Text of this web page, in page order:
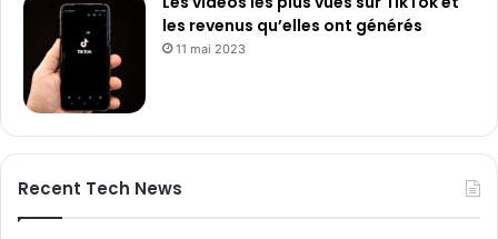
les revenus qu’elles ont générés
11 mai 2023
Recent Tech News